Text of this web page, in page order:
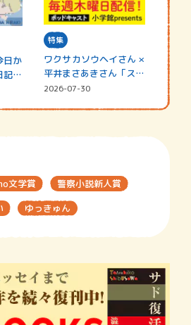
日か
記
特集
ワクサカソウヘイさん ×
平井まさあきさん「スペ
シャ…
2026-07-30
文学賞
警察小説新人賞
ゆっきゅん